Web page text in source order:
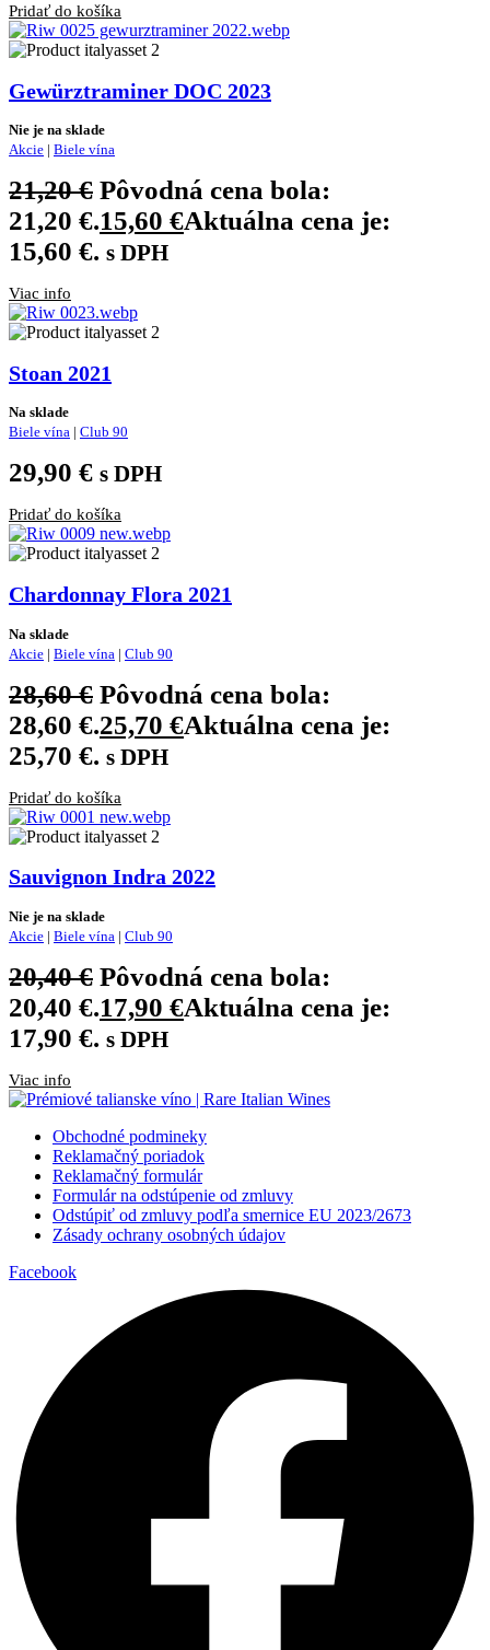
Pridať do košíka
Gewürztraminer DOC 2023
Nie je na sklade
Akcie | Biele vína
21,20€ Pôvodná cena bola:
21,20 €.15,60 €Aktuálna cena je:
15,60 €. s DPH
Viac info
Stoan 2021
Na sklade
Biele vína | Club 90
29,90 € s DPH
Pridať do košíka
Chardonnay Flora 2021
Na sklade
Akcie | Biele vína | Club 90
28,60€ Pôvodná cena bola:
28,60 €.25,70 €Aktuálna cena je:
25,70 €. s DPH
Pridať do košíka
Sauvignon Indra 2022
Nie je na sklade
Akcie | Biele vína | Club 90
20,40€ Pôvodná cena bola:
20,40 €.17,90 €Aktuálna cena je:
17,90 €. s DPH
Viac info
Obchodné podmineky
Reklamačný poriadok
Reklamačný formulár
Formulár na odstúpenie od zmluvy
Odstúpiť od zmluvy podľa smernice EU 2023/2673
Zásady ochrany osobných údajov
Facebook